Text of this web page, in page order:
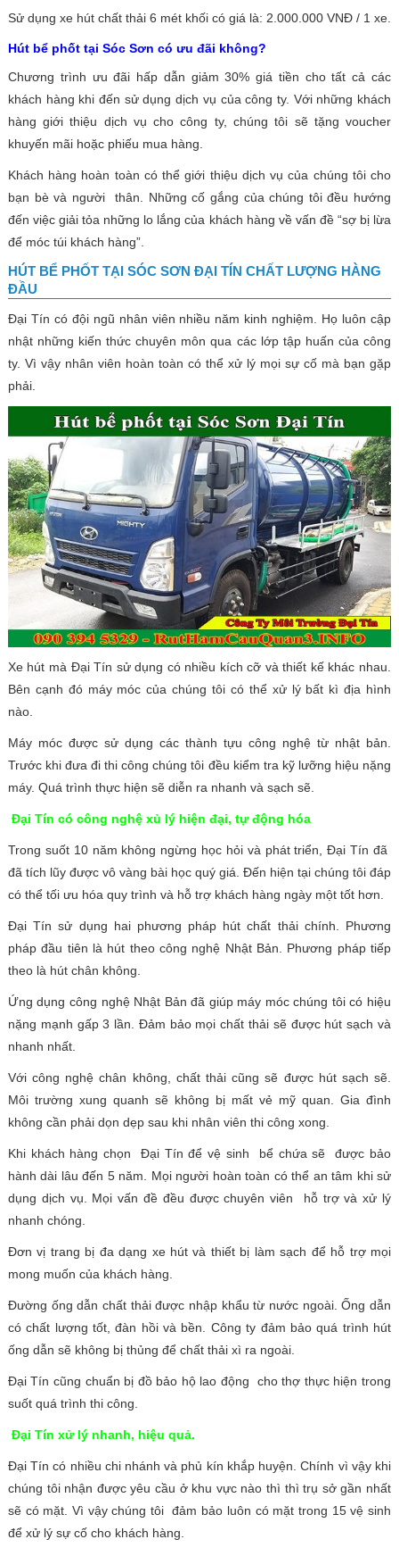
Sử dụng xe hút chất thải 6 mét khối có giá là: 2.000.000 VNĐ / 1 xe.
Hút bể phốt tại Sóc Sơn có ưu đãi không?
Chương trình ưu đãi hấp dẫn giảm 30% giá tiền cho tất cả các
khách hàng khi đến sử dụng dịch vụ của công ty. Với những khách
hàng giới thiệu dịch vụ cho công ty, chúng tôi sẽ tặng voucher
khuyến mãi hoặc phiếu mua hàng.
Khách hàng hoàn toàn có thể giới thiệu dịch vụ của chúng tôi cho
bạn bè và người thân. Những cố gắng của chúng tôi đều hướng
đến việc giải tỏa những lo lắng của khách hàng về vấn đề “sợ bị lừa
để móc túi khách hàng”.
HÚT BỂ PHỐT TẠI SÓC SƠN ĐẠI TÍN CHẤT LƯỢNG HÀNG
ĐẦU
Đại Tín có đội ngũ nhân viên nhiều năm kinh nghiệm. Họ luôn cập
nhật những kiến thức chuyên môn qua các lớp tập huấn của công
ty. Vì vậy nhân viên hoàn toàn có thể xử lý mọi sự cố mà bạn gặp
phải.
Xe hút mà Đại Tín sử dụng có nhiều kích cỡ và thiết kế khác nhau.
Bên cạnh đó máy móc của chúng tôi có thể xử lý bất kì địa hình
nào.
Máy móc được sử dụng các thành tựu công nghệ từ nhật bản.
Trước khi đưa đi thi công chúng tôi đều kiểm tra kỹ lưỡng hiệu nặng
máy. Quá trình thực hiện sẽ diễn ra nhanh và sạch sẽ.
Đại Tín có công nghệ xủ lý hiện đại, tự động hóa
Trong suốt 10 năm không ngừng học hỏi và phát triển, Đại Tín đã
đã tích lũy được vô vàng bài học quý giá. Đến hiện tại chúng tôi đáp
có thể tối ưu hóa quy trình và hỗ trợ khách hàng ngày một tốt hơn.
Đại Tín sử dụng hai phương pháp hút chất thải chính. Phương
pháp đầu tiên là hút theo công nghệ Nhật Bản. Phương pháp tiếp
theo là hút chân không.
Ứng dụng công nghệ Nhật Bản đã giúp máy móc chúng tôi có hiệu
nặng mạnh gấp 3 lần. Đảm bảo mọi chất thải sẽ được hút sạch và
nhanh nhất.
Với công nghệ chân không, chất thải cũng sẽ được hút sạch sẽ.
Môi trường xung quanh sẽ không bị mất vẻ mỹ quan. Gia đình
không cần phải dọn dẹp sau khi nhân viên thi công xong.
Khi khách hàng chọn Đại Tín để vệ sinh bể chứa sẽ được bảo
hành dài lâu đến 5 năm. Mọi người hoàn toàn có thể an tâm khi sử
dụng dịch vụ. Mọi vấn đề đều được chuyên viên hỗ trợ và xử lý
nhanh chóng.
Đơn vị trang bị đa dạng xe hút và thiết bị làm sạch để hỗ trợ mọi
mong muốn của khách hàng.
Đường ống dẫn chất thải được nhập khẩu từ nước ngoài. Ống dẫn
có chất lượng tốt, đàn hồi và bền. Công ty đảm bảo quá trình hút
ống dẫn sẽ không bị thủng để chất thải xì ra ngoài.
Đại Tín cũng chuẩn bị đồ bảo hộ lao động cho thợ thực hiện trong
suốt quá trình thi công.
Đại Tín xử lý nhanh, hiệu quả.
Đại Tín có nhiều chi nhánh và phủ kín khắp huyện. Chính vì vậy khi
chúng tôi nhận được yêu cầu ở khu vực nào thì thì trụ sở gần nhất
sẽ có mặt. Vì vậy chúng tôi đảm bảo luôn có mặt trong 15 vệ sinh
để xử lý sự cố cho khách hàng.